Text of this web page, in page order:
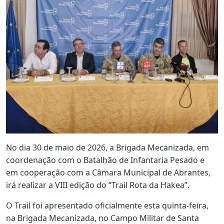
No dia 30 de maio de 2026, a Brigada Mecanizada, em
coordenação com o Batalhão de Infantaria Pesado e
em cooperação com a Câmara Municipal de Abrantes,
irá realizar a VIII edição do “Trail Rota da Hakea”.
O Trail foi apresentado oficialmente esta quinta-feira,
na Brigada Mecanizada, no Campo Militar de Santa